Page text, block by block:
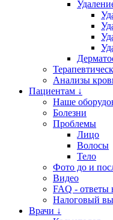
Анализы
Пациентам ↓
Наше
Болезни
Проблемы
Лицо
Волосы
Тело
Фото до и
Видео
FAQ - ответы
Налоговый
Врачи ↓